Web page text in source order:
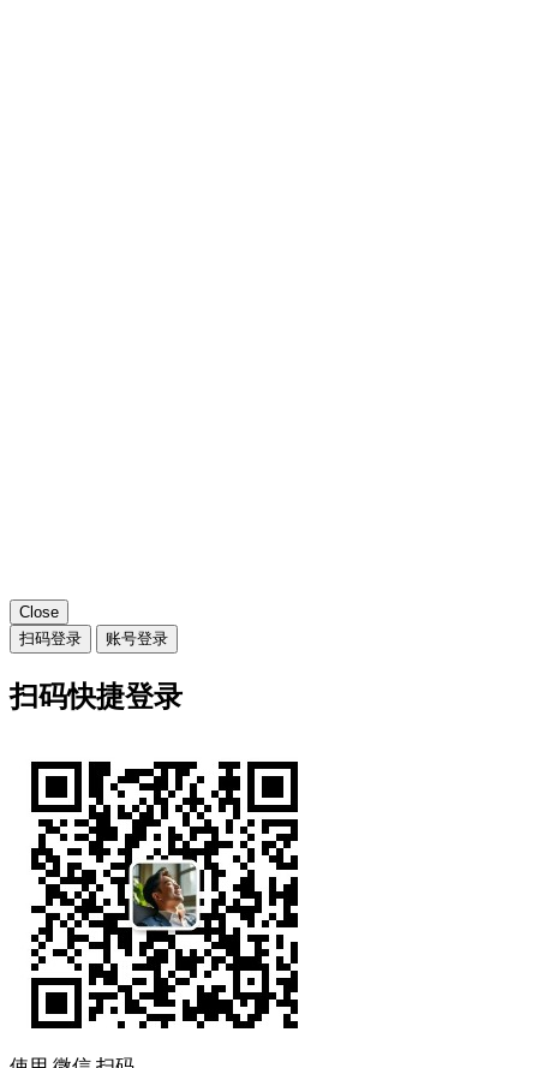
Close
扫码登录
账号登录
扫码快捷登录